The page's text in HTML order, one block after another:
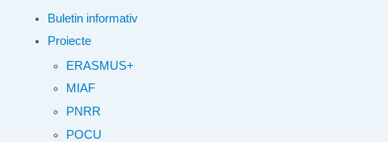
Buletin informativ
Proiecte
ERASMUS+
MIAF
PNRR
POCU